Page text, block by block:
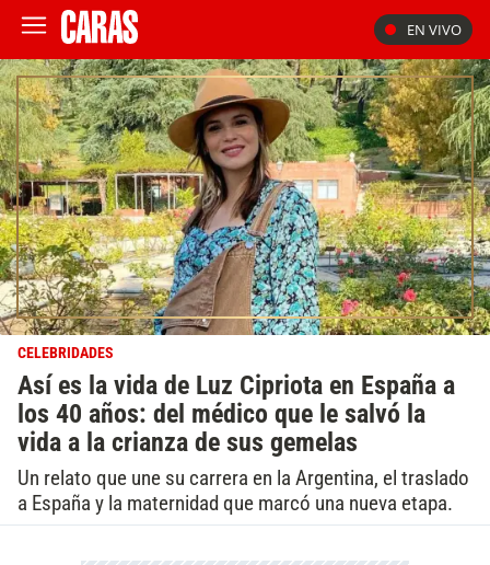
EN VIVO
CELEBRIDADES
Así es la vida de Luz Cipriota en España a
los 40 años: del médico que le salvó la
vida a la crianza de sus gemelas
Un relato que une su carrera en la Argentina, el traslado
a España y la maternidad que marcó una nueva etapa.